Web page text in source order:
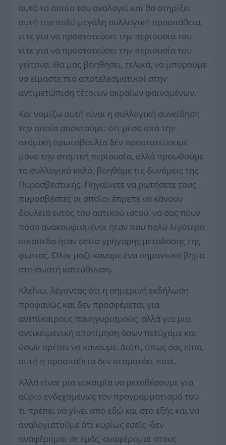
αυτό το οποίο του αναλογεί και θα στηρίξει
αυτή την πολύ μεγάλη συλλογική προσπάθεια,
είτε για να προστατεύσει την περιουσία του
είτε για να προστατεύσει την περιουσία του
γείτονα. Θα μας βοηθήσει, τελικά, να μπορούμε
να είμαστε πιο αποτελεσματικοί στην
αντιμετώπιση τέτοιων ακραίων φαινομένων.
Και νομίζω αυτή είναι η συλλογική συνείδηση
την οποία αποκτούμε: ότι μέσα από την
ατομική πρωτοβουλία δεν προστατεύουμε
μόνο την ατομική περιουσία, αλλά προωθούμε
το συλλογικό καλό, βοηθάμε τις δυνάμεις της
Πυροσβεστικής. Πηγαίνετε να ρωτήσετε τους
πυροσβέστες οι οποίοι έπρεπε να κάνουν
δουλειά εντός του αστικού ιστού, να σας πουν
πόσο ανακουφισμένοι ήταν που πολύ λιγότερα
οικόπεδα ήταν εστία γρήγορης μετάδοσης της
φωτιάς. Όλοι μαζί κάναμε ένα σημαντικό βήμα
στη σωστή κατεύθυνση.
Κλείνω, λέγοντας ότι η σημερινή εκδήλωση
προφανώς και δεν προσφέρεται για
ανεπίκαιρους πανηγυρισμούς, αλλά για μια
αντικειμενική αποτίμηση όσων πετύχαμε και
όσων πρέπει να κάνουμε. Διότι, όπως σας είπα,
αυτή η προσπάθεια δεν σταματάει ποτέ.
Αλλά είναι μια ευκαιρία να μεταθέσουμε για
αύριο ενδεχομένως τον προγραμματισμό του
τι πρέπει να γίνει από εδώ και στο εξής και να
αναλογιστούμε ότι κυρίως εσείς -δεν
αναφέρομαι σε εμάς, αναφέρομαι στους